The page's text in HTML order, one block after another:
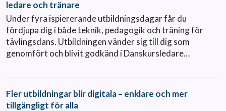
ledare och tränare
Under fyra ispiererande utbildningsdagar får du
fördjupa dig i både teknik, pedagogik och träning för
tävlingsdans. Utbildningen vänder sig till dig som
genomfört och blivit godkänd i Danskursledare…
Fler utbildningar blir digitala – enklare och mer
tillgängligt för alla